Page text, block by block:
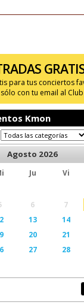
para tus conciertos
con tu email al
Kmon
Agosto 2026
Ju Vi
6 7
13 14
20 21
27 28